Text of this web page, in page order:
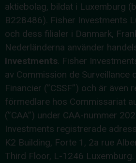
aktiebolag, bildat i Luxemburg
B228486). Fisher Investments
och dess filialer i Danmark,
Nederländerna använder
Investments. Fisher
av Commission de Surveillance
Financier (”CSSF”) och är även
förmedlare hos Commissariat
(”CAA”) under CAA-nummer
Investments registrerade
K2 Building, Forte 1, 2a rue
Third Floor, L-1246 Luxemburg.